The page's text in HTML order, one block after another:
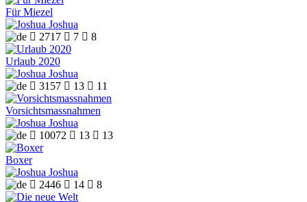
Für Miezel
Joshua
 2717  7  8
Urlaub 2020
Joshua
 3157  13  11
Vorsichtsmassnahmen
Joshua
 10072  13  13
Boxer
Joshua
 2446  14  8